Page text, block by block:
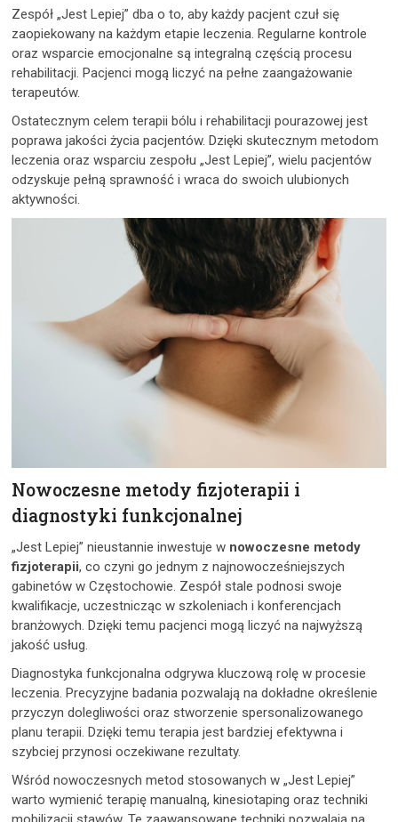
Zespół „Jest Lepiej” dba o to, aby każdy pacjent czuł się
zaopiekowany na każdym etapie leczenia. Regularne kontrole
oraz wsparcie emocjonalne są integralną częścią procesu
rehabilitacji. Pacjenci mogą liczyć na pełne zaangażowanie
terapeutów.
Ostatecznym celem terapii bólu i rehabilitacji pourazowej jest
poprawa jakości życia pacjentów. Dzięki skutecznym metodom
leczenia oraz wsparciu zespołu „Jest Lepiej”, wielu pacjentów
odzyskuje pełną sprawność i wraca do swoich ulubionych
aktywności.
Nowoczesne metody fizjoterapii i
diagnostyki funkcjonalnej
„Jest Lepiej” nieustannie inwestuje w nowoczesne metody
fizjoterapii, co czyni go jednym z najnowocześniejszych
gabinetów w Częstochowie. Zespół stale podnosi swoje
kwalifikacje, uczestnicząc w szkoleniach i konferencjach
branżowych. Dzięki temu pacjenci mogą liczyć na najwyższą
jakość usług.
Diagnostyka funkcjonalna odgrywa kluczową rolę w procesie
leczenia. Precyzyjne badania pozwalają na dokładne określenie
przyczyn dolegliwości oraz stworzenie spersonalizowanego
planu terapii. Dzięki temu terapia jest bardziej efektywna i
szybciej przynosi oczekiwane rezultaty.
Wśród nowoczesnych metod stosowanych w „Jest Lepiej”
warto wymienić terapię manualną, kinesiotaping oraz techniki